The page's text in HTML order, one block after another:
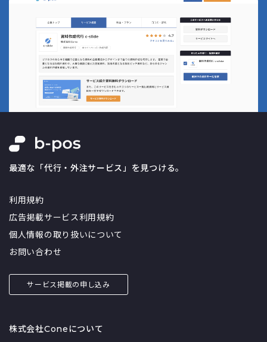
最適な「代行・外注サービス」を見つける。
利用規約
広告掲載サービス利用規約
個人情報の取り扱いについて
お問い合わせ
サービス掲載の申し込み
株式会社Coneについて